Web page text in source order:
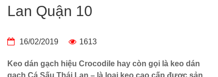
Lan Quận 10
16/02/2019 1613
Keo dán gạch hiệu Crocodile hay còn gọi là keo dán
gạch Cá Sấu Thái Lan – là loại keo cao cấp được sản